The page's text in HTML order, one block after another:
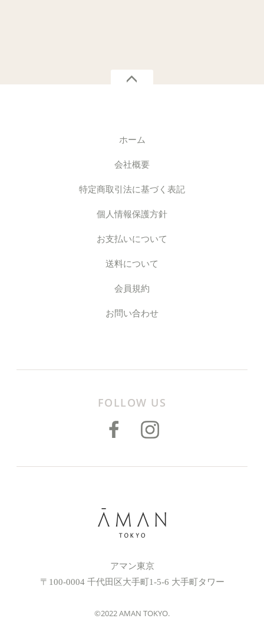
ホーム
会社概要
特定商取引法に基づく表記
個人情報保護方針
お支払いについて
送料について
会員規約
お問い合わせ
FOLLOW US
アマン東京
〒100-0004 千代田区大手町1-5-6 大手町タワー
©2022 AMAN TOKYO.